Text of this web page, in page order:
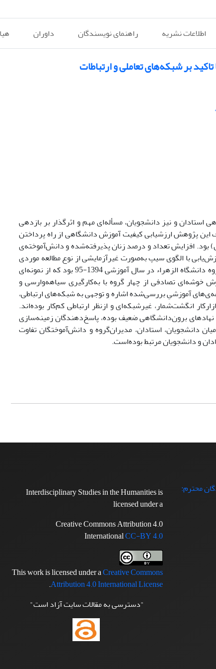
اطلاعات نشریه راهنمای نویسندگان داوران
بر شبکه‌های تعاملی و ارتباطات
و نیز دانشجویان، مسأله‌ای مهم و اثرگذار بر بازدهی
پژوهش ارزشیابی کیفیت آموزش دانشگاهی از راه پرداختن
بود. افزایش تعداد و درصد زنان پذیرفته‌شده و دانش‌آموخته‌ی
با الگوی سیپ به‌صورت غیرآزمایشی از نوع مطالعه موردی
است. جامعه‌ی این پژوهش برنامه‌ها، دانش‌آموختگان، دانشجویان، استادان و مدیران گروه دانشگاه‌ الزهراء در سال آموزشی 1394-95 بود که از نمونه‌ای
40 استاد، 140 دانشجو و 40 دانش‌آموخته به روش خوشه‌ای تصادفی از چهار گروه با به‌کارگیری سیاهه‌وارسی و
آموزشیِ بررسی‌شده اشاره و توجهی به شبکه‌های ارتباطی،
انگشت‌شمار، غیرشبکه‌ای و ازنظر ارتباطی کم‌کار بوده‌اند.
نهادهای برون‌دانشگاهی ضعیف بوده، پاسخ‌دهندگان زمینه‌سازی
دانشجویان، استادان، مدیران‌گروه و دانش‌آموختگان تفاوت
و دانشجویان مرتبط بوده‌است.
محترم:
Interdisciplinary Studies in the Humanities is
licensed under a
Creative Commons Attribution 4.0
InternationalCC-BY 4.0
This work is licensed under aCreative Commons
Attribution 4.0 International License
.
"دسترسی به مقالات سایت آزاد است"